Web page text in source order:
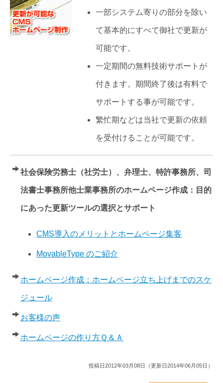
一部システム寄りの部分を除い
て基本的にすべて御社で更新が
可能です。
一定期間の無料技術サポートが
付きます。期間終了後は有料で
サポートする事が可能です。
繁忙期などは当社で更新の依頼
を受付けることが可能です。
社会保険労務士（社労士）、弁理士、特許事務所、司
法書士事務所他士業事務所のホームページ作成：目的
にあった更新ツールの選択とサポート
CMS導入のメリットとホームページ集客
MovableType のご紹介
ホームページ作成：ホームページ立ち上げまでのスケ
ジュール
お客様の声
ホームページの作り方Ｑ＆Ａ
投稿日2012年03月08日（更新日2014年06月05日）